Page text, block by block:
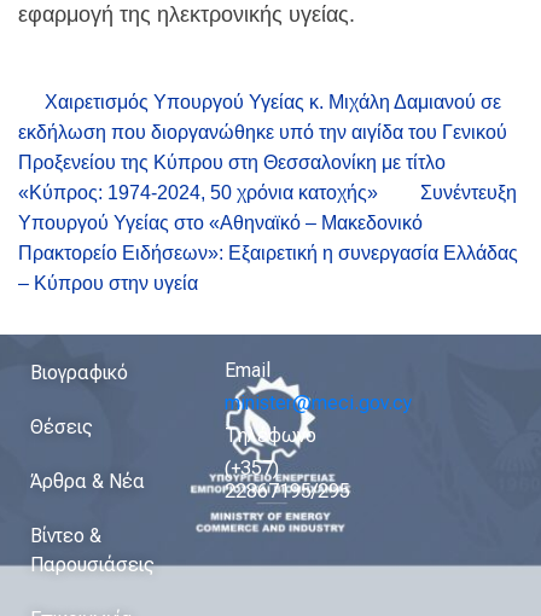
εφαρμογή της ηλεκτρονικής υγείας.
Χαιρετισμός Υπουργού Υγείας κ. Μιχάλη Δαμιανού σε
εκδήλωση που διοργανώθηκε υπό την αιγίδα του Γενικού
Προξενείου της Κύπρου στη Θεσσαλονίκη με τίτλο
«Κύπρος: 1974-2024, 50 χρόνια κατοχής»
Συνέντευξη
Υπουργού Υγείας στο «Αθηναϊκό – Μακεδονικό
Πρακτορείο Ειδήσεων»: Εξαιρετική η συνεργασία Ελλάδας
– Κύπρου στην υγεία
Βιογραφικό
Θέσεις
Άρθρα & Νέα
Βίντεο &
Παρουσιάσεις
Email
minister@meci.gov.cy
Τηλέφωνο
(+357)
22867195/295